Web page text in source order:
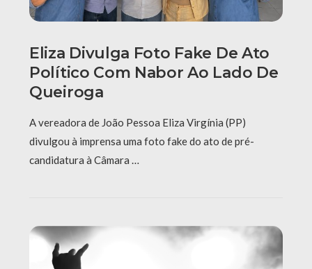
Eliza Divulga Foto Fake De Ato
Político Com Nabor Ao Lado De
Queiroga
A vereadora de João Pessoa Eliza Virgínia (PP)
divulgou à imprensa uma foto fake do ato de pré-
candidatura à Câmara …